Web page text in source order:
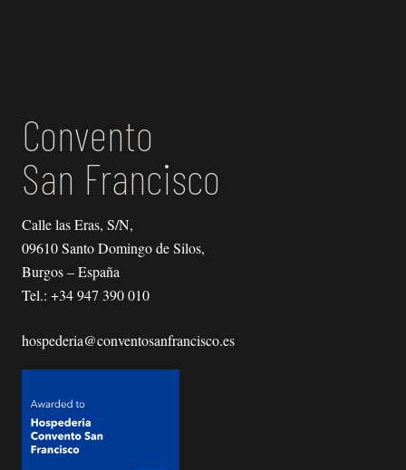
Convento
San Francisco
Calle las Eras, S/N,
09610 Santo Domingo de Silos,
Burgos – España
Tel.: +34 947 390 010
hospederia@conventosanfrancisco.es